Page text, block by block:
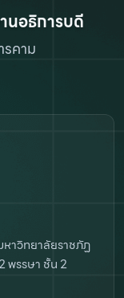
นอธิการบดี
คาม
หาวิทยาลัยราชภัฏ
พรรษา ชั้น 2